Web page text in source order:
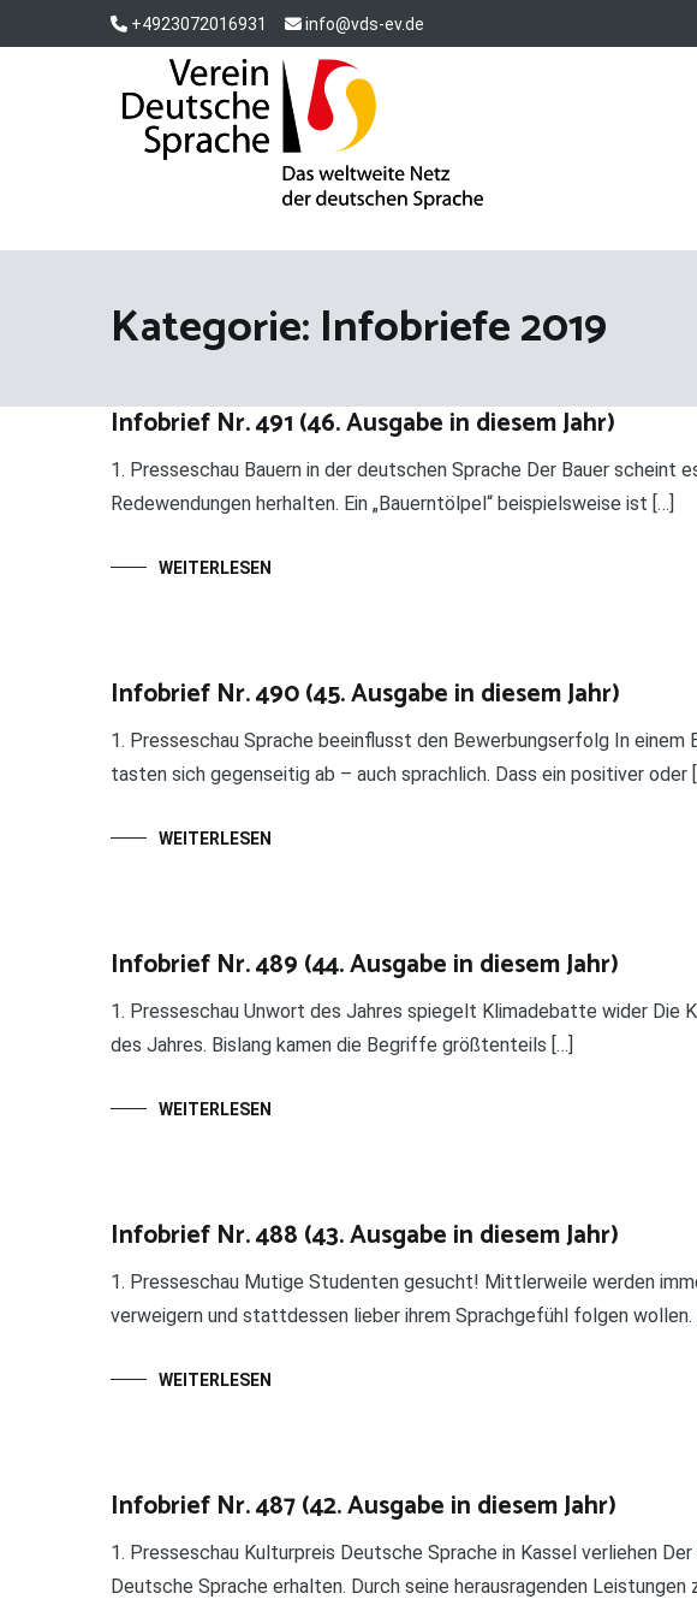
+4923072016931 info@vds-ev.de
Kategorie: Infobriefe 2019
Infobrief Nr. 491 (46. Ausgabe in diesem Jahr)
1. Presseschau Bauern in der deutschen Sprache Der Bauer
Redewendungen herhalten. Ein „Bauerntölpel“ beispielsweise ist […]
WEITERLESEN
Infobrief Nr. 490 (45. Ausgabe in diesem Jahr)
1. Presseschau Sprache beeinflusst den Bewerbungserfolg In
tasten sich gegenseitig ab – auch sprachlich. Dass ein positiver oder
WEITERLESEN
Infobrief Nr. 489 (44. Ausgabe in diesem Jahr)
1. Presseschau Unwort des Jahres spiegelt Klimadebatte wider
des Jahres. Bislang kamen die Begriffe größtenteils […]
WEITERLESEN
Infobrief Nr. 488 (43. Ausgabe in diesem Jahr)
1. Presseschau Mutige Studenten gesucht! Mittlerweile werden
verweigern und stattdessen lieber ihrem Sprachgefühl folgen wollen.
WEITERLESEN
Infobrief Nr. 487 (42. Ausgabe in diesem Jahr)
1. Presseschau Kulturpreis Deutsche Sprache in Kassel verliehen
Deutsche Sprache erhalten. Durch seine herausragenden